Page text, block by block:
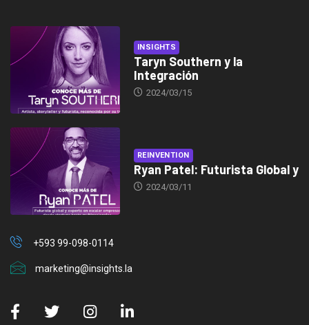
INSIGHTS
Taryn Southern y la
Integración
2024/03/15
REINVENTION
Ryan Patel: Futurista Global y
2024/03/11
+593 99-098-0114
marketing@insights.la